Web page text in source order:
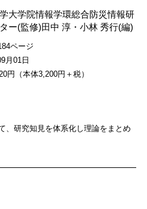
大学院情報学環総合防災情報研
ー(監修)田中 淳 ・小林 秀行(編)
ページ
月01日
円（本体3,200円＋税）
、研究知見を体系化し理論をまとめ